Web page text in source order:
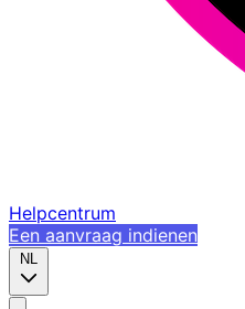
Helpcentrum
Een aanvraag indienen
NL